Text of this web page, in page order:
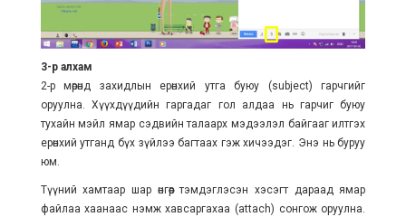
3-р алхам
2-р мөрөнд захидлын ерөнхий утга буюу (subject) гарчгийг
оруулна. Хүүхдүүдийн гаргадаг гол алдаа нь гарчиг буюу
тухайн мэйл ямар сэдвийн талаарх мэдээлэл байгааг илтгэх
ерөнхий утганд бүх зүйлээ багтаах гэж хичээдэг. Энэ нь буруу
юм.
Түүний хамтаар шар өнгөөр тэмдэглэсэн хэсэгт дараад ямар
файлаа хаанаас нэмж хавсаргахаа (attach) сонгож оруулна.